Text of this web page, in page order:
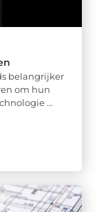
belangrijker
om hun
...